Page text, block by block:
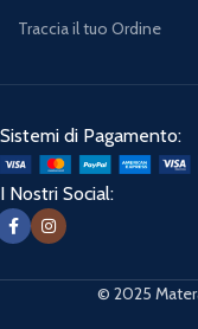
Traccia il tuo Ordine
Sistemi di Pagamento:
I Nostri Social:
© 2025